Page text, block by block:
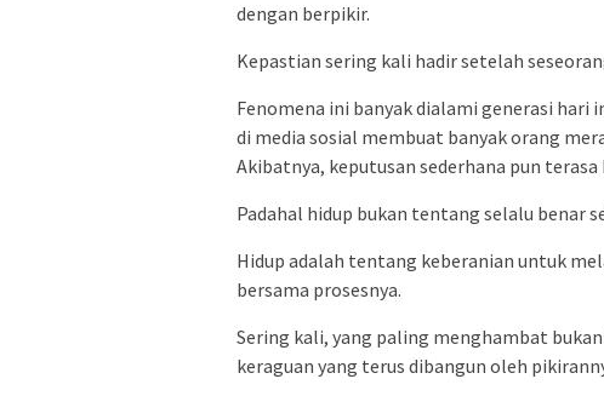
dengan berpikir.
Kepastian sering kali hadir setelah
Fenomena ini banyak dialami generasi hari
di media sosial membuat banyak orang
Akibatnya, keputusan sederhana pun terasa
Padahal hidup bukan tentang selalu benar
Hidup adalah tentang keberanian untuk
bersama prosesnya.
Sering kali, yang paling menghambat
keraguan yang terus dibangun oleh